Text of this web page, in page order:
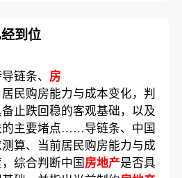
到位
链条、 房
民购房能力与成本变化，判
止跌回稳的客观基础，以及
的主要堵点……导链条、中国
算、当前居民购房能力与成
综合判断中国房地产是否具